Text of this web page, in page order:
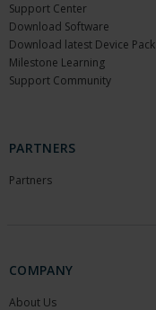
Support Center
Download Software
Download latest Device Pack
Milestone Learning
Support Community
PARTNERS
Partners
COMPANY
About Us